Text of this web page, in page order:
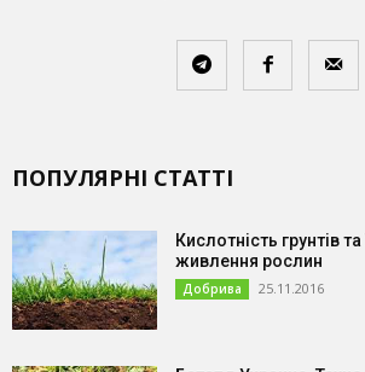
ПОПУЛЯРНІ СТАТТІ
Кислотність грунтів
живлення рослин
Добрива 25.11.2016